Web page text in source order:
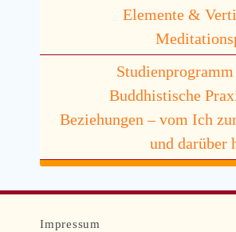
Elemente &
Buddhistische
Beziehungen – vom Ich
und darüber
Navigation
Impressum